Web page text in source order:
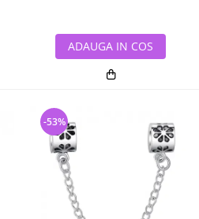
ADAUGA IN COS
-53%